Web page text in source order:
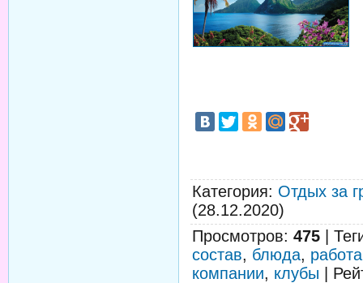
Категория: Отдых за
(28.12.2020)
Просмотров: 475
состав, блюда, работа
компании, клубы